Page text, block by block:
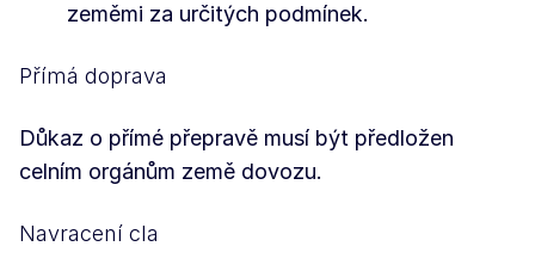
zeměmi za určitých podmínek.
Přímá doprava
Důkaz o přímé přepravě musí být předložen
celním orgánům země dovozu.
Navracení cla